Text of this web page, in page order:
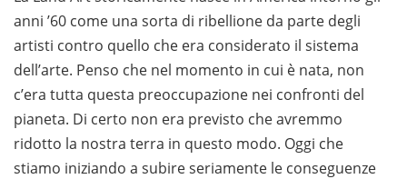
anni ’60 come una sorta di ribellione da parte degli
artisti contro quello che era considerato il sistema
dell’arte. Penso che nel momento in cui è nata, non
c’era tutta questa preoccupazione nei confronti del
pianeta. Di certo non era previsto che avremmo
ridotto la nostra terra in questo modo. Oggi che
stiamo iniziando a subire seriamente le conseguenze